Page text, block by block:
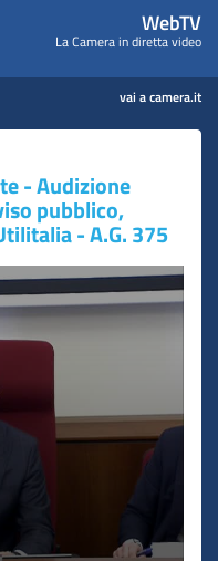
WebTV
La Camera in diretta video
vai a camera.it
- Audizione
pubblico,
- A.G. 375